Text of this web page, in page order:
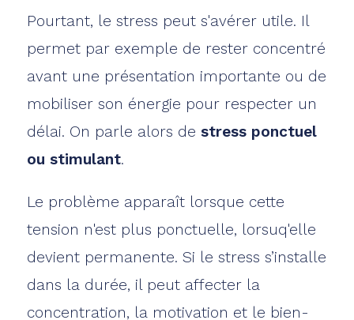
Pourtant, le stress peut s'avérer utile. Il
permet par exemple de rester concentré
avant une présentation importante ou de
mobiliser son énergie pour respecter un
délai. On parle alors de stress ponctuel
ou stimulant.
Le problème apparaît lorsque cette
tension n'est plus ponctuelle, lorsuq'elle
devient permanente. Si le stress s’installe
dans la durée, il peut affecter la
concentration, la motivation et le bien-